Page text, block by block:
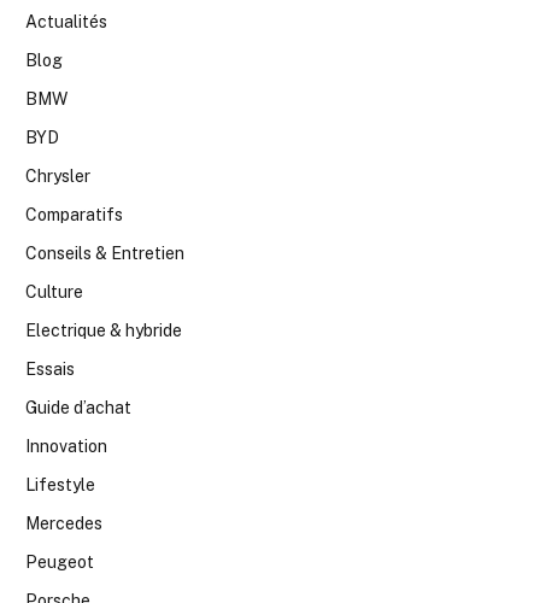
Actualités
Blog
BMW
BYD
Chrysler
Comparatifs
Conseils & Entretien
Culture
Electrique & hybride
Essais
Guide d’achat
Innovation
Lifestyle
Mercedes
Peugeot